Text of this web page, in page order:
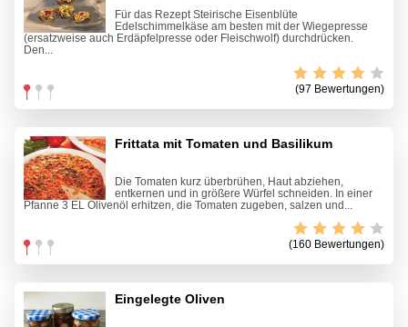
Für das Rezept Steirische Eisenblüte
Edelschimmelkäse am besten mit der Wiegepresse
(ersatzweise auch Erdäpfelpresse oder Fleischwolf) durchdrücken.
Den...
(97 Bewertungen)
Frittata mit Tomaten und Basilikum
Die Tomaten kurz überbrühen, Haut abziehen,
entkernen und in größere Würfel schneiden. In einer
Pfanne 3 EL Olivenöl erhitzen, die Tomaten zugeben, salzen und...
(160 Bewertungen)
Eingelegte Oliven